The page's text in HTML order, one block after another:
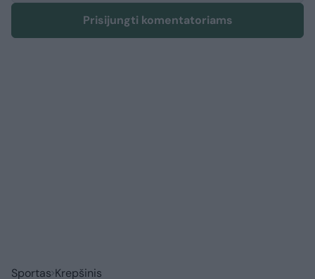
Prisijungti komentatoriams
Sportas Krepšinis